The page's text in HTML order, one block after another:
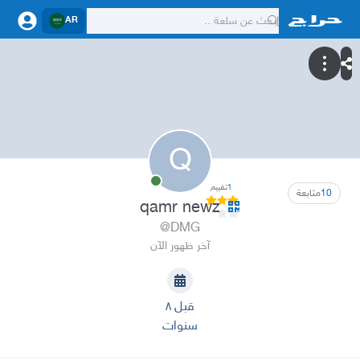
AR
Q
10متابعة 1تقييم
qamr newz
@DMG
آخر ظهور الآن
قبل ٨
سنوات